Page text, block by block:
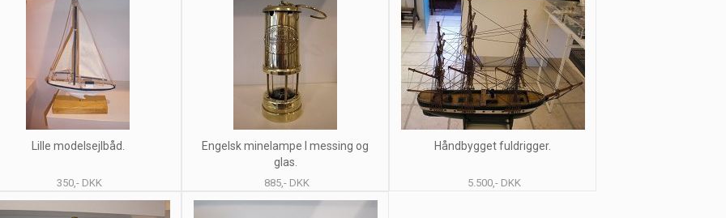
Lille modelsejlbåd.
350,- DKK
Engelsk minelampe I messing og
glas.
885,- DKK
Håndbygget fuldrigger.
5.500,- DKK